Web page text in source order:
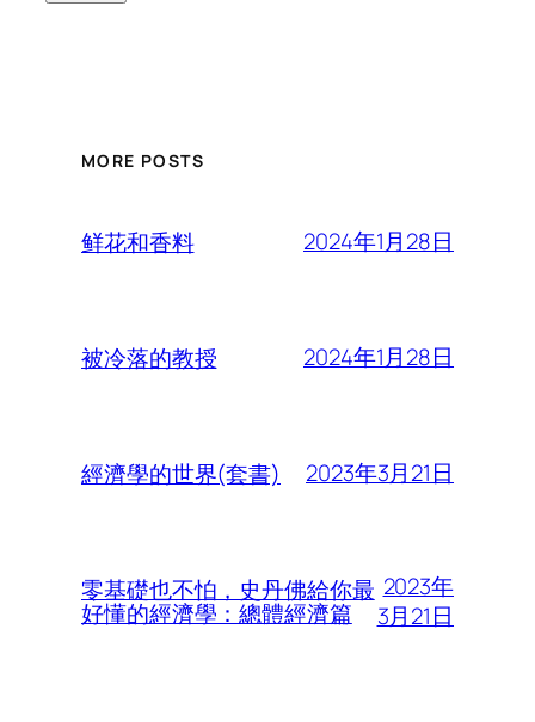
MORE POSTS
鲜花和香料 2024年1月28日
被冷落的教授 2024年1月28日
經濟學的世界(套書) 2023年3月21日
零基礎也不怕，史丹佛給你最
好懂的經濟學：總體經濟篇
2023年
3月21日